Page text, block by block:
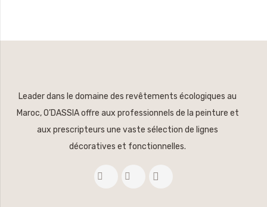
Leader dans le domaine des revêtements écologiques au
Maroc, O’DASSIA offre aux professionnels de la peinture et
aux prescripteurs une vaste sélection de lignes
décoratives et fonctionnelles.